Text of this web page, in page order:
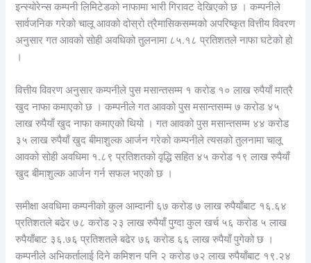
इन्स्योरेन्स कम्पनी लिमिटेडको नाफामा भारी गिरावट देखिएको छ । कम्पनीले
सार्वजनिक गरेको चालू आवको दोस्रो त्रैमासिकसम्मको अपरिष्कृत वित्तीय विवरण
अनुसार गत आवको सोही अवधिको तुलनामा ८५.१८ प्रतिशतले नाफा घटेको हो
।
वित्तीय विवरण अनुसार कम्पनीले पुस मसान्तसम्म १ करोड १० लाख रुपैयाँ मात्रै
खुद नाफा कमाएको छ । कम्पनीले गत आवको पुस मसान्तसम्म ७ करोड ४५
लाख रुपैयाँ खुद नाफा कमाएको थियो । गत आवको पुस मसान्तसम्म ४४ करोड
३५ लाख रुपैयाँ खुद बीमाशुल्क आर्जन गरेको कम्पनीले त्यसको तुलनामा चालू
आवको सोही अवधिमा १.८९ प्रतिशतको वृद्धि सहित ४५ करोड १९ लाख रुपैयाँ
खुद बीमाशुल्क आर्जन गर्न सफल भएको छ ।
समीक्षा अवधिमा कम्पनीको कुल आम्दानी ६७ करोड ७ लाख रुपैयाँबाट १६.६४
प्रतिशतले बढेर ७८ करोड २३ लाख रुपैयाँ पुग्दा कुल खर्च ५६ करोड ५ लाख
रुपैयाँबाट ३६.७६ प्रतिशतले बढेर ७६ करोड ६६ लाख रुपैयाँ पुगेको छ ।
कम्पनीले अभिकर्तालाई दिने कमिशन पनि २ करोड ७२ लाख रुपैयाँबाट १९.२४